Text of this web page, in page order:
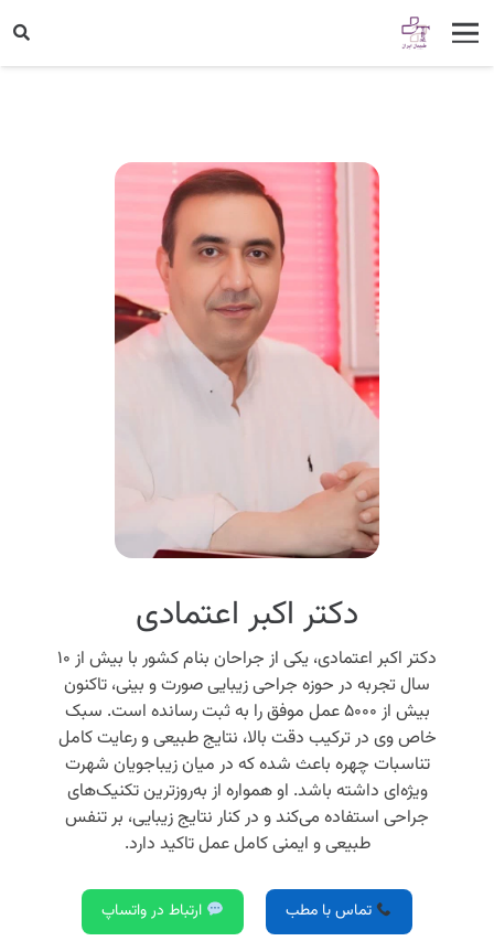
زمان مطالعه:< 1
دکتر اکبر اعتمادی
دکتر اکبر اعتمادی، یکی از جراحان بنام کشور با بیش از ۱۰
سال تجربه در حوزه جراحی زیبایی صورت و بینی، تاکنون
بیش از ۵۰۰۰ عمل موفق را به ثبت رسانده است. سبک
خاص وی در ترکیب دقت بالا، نتایج طبیعی و رعایت کامل
تناسبات چهره باعث شده که در میان زیباجویان شهرت
ویژه‌ای داشته باشد. او همواره از به‌روزترین تکنیک‌های
جراحی استفاده می‌کند و در کنار نتایج زیبایی، بر تنفس
طبیعی و ایمنی کامل عمل تاکید دارد.
تماس با مطب ارتباط در واتساپ